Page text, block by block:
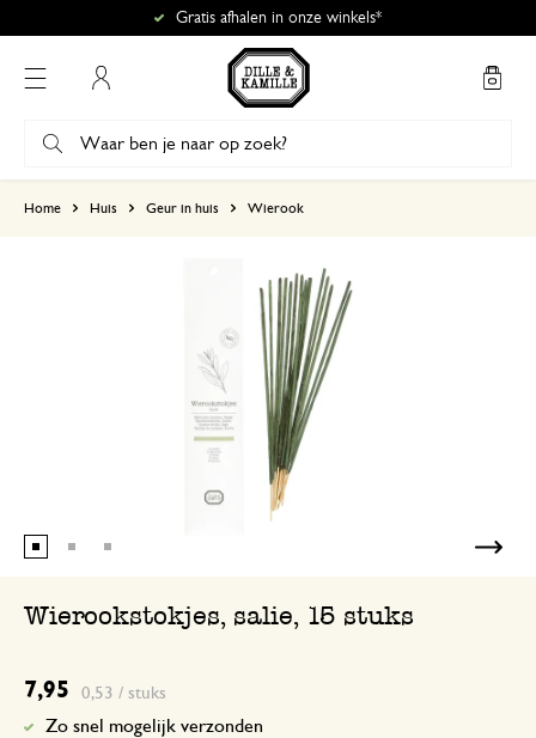
Gratis afhalen in onze winkels*
Home Huis Geur in huis Wierook
Wierookstokjes, salie, 15 stuks
7,95 0,53 / stuks
Zo snel mogelijk verzonden
1
16 augustus 2024